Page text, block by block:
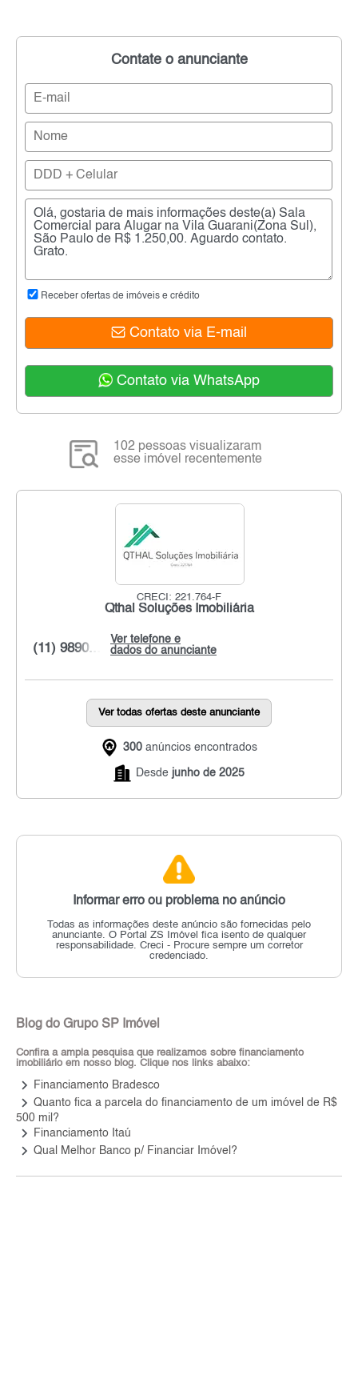
Contate o anunciante
Receber ofertas de imóveis e crédito
Contato via E-mail
Contato via WhatsApp
102 pessoas visualizaram
esse imóvel recentemente
CRECI: 221.764-F
Qthal Soluções Imobiliária
Ver telefone e
dados do anunciante
(11) 9890...
Ver todas ofertas deste anunciante
300 anúncios encontrados
Desde junho de 2025
Informar erro ou problema no anúncio
Todas as informações deste anúncio são fornecidas pelo
anunciante. O Portal ZS Imóvel fica isento de qualquer
responsabilidade. Creci - Procure sempre um corretor
credenciado.
Blog do Grupo SP Imóvel
Confira a ampla pesquisa que realizamos sobre financiamento
imobiliário em nosso blog. Clique nos links abaixo:
keyboard_arrow_right Financiamento Bradesco
keyboard_arrow_right Quanto fica a parcela do financiamento de um imóvel de R$
500 mil?
keyboard_arrow_right Financiamento Itaú
keyboard_arrow_right Qual Melhor Banco p/ Financiar Imóvel?